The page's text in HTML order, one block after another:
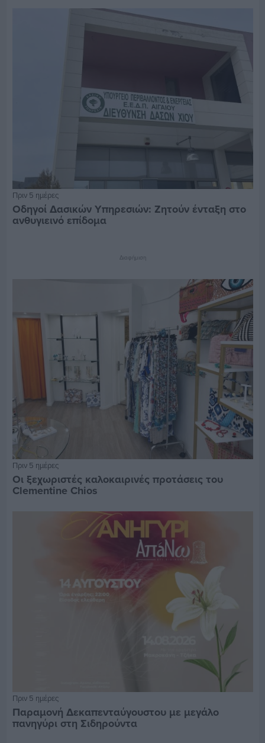
Πριν 5 ημέρες
Οδηγοί Δασικών Υπηρεσιών: Ζητούν ένταξη στο
ανθυγιεινό επίδομα
Διαφήμιση
Πριν 5 ημέρες
Οι ξεχωριστές καλοκαιρινές προτάσεις του
Clementine Chios
Πριν 5 ημέρες
Παραμονή Δεκαπενταύγουστου με μεγάλο
πανηγύρι στη Σιδηρούντα